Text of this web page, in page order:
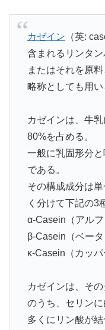
カゼイン （英:
含まれるリンタン
またはそれを原
略称としても用い
カゼインは、牛
80%を占める。
一般に乳固形分
である。
その構成成分は
く分けて下記の3
α-Casein（アルフ
β-Casein（ベータ
κ-Casein（カッパ
カゼインは、そ
のうち、セリン
多くにリン酸が